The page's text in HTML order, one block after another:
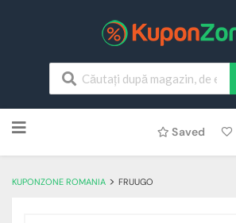
to
content
Saved
KUPONZONE ROMANIA > FRUUGO